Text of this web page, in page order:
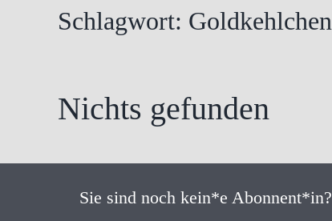
Schlagwort: Goldkehlchen
Nichts gefunden
Sie sind noch kein*e Abonnent*in?